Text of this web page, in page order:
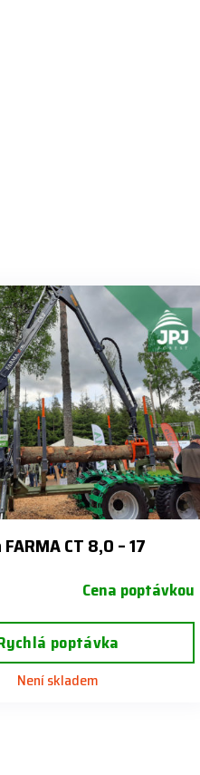
CT 8,0 – 17
Cena poptávkou
poptávka
Není skladem